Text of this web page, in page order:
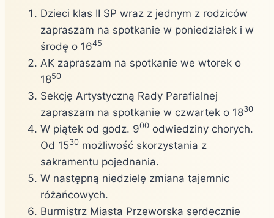
Dzieci klas II SP wraz z jednym z rodziców
zapraszam na spotkanie w poniedziałek i w
środę o 1645
AK zapraszam na spotkanie we wtorek o
1850
Sekcję Artystyczną Rady Parafialnej
zapraszam na spotkanie w czwartek o 1830
W piątek od godz. 900 odwiedziny chorych.
Od 1530 możliwość skorzystania z
sakramentu pojednania.
W następną niedzielę zmiana tajemnic
różańcowych.
Burmistrz Miasta Przeworska serdecznie